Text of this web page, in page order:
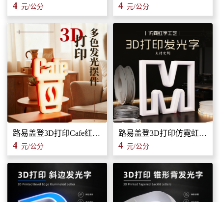
4 元/公分 4 元/公分
路易盖登3D打印Cafe红白发光装饰灯广告招牌发光字装饰标识
4 元/公分
路易盖登3D打印仿霓虹字工艺发光字广告招牌标牌标识
4 元/公分